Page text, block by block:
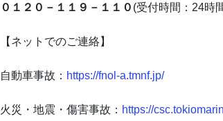
０１２０－１１９－１１０ (受付時間：24時
【ネットでのご連絡】
自動車事故： https://fnol-a.tmnf.jp/
火災・地震・傷害事故： https://